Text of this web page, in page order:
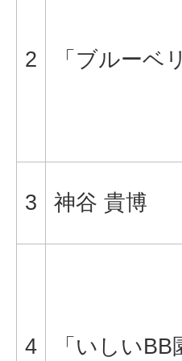
2 「ブルーベ
3 神谷 貴博
4 「いしいBB